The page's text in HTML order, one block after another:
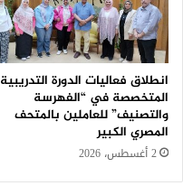
انطلاق فعاليات الدورة التدريبية
المتخصصة في “الفهرسة
والتصنيف” للعاملين بالمتحف
المصري الكبير
2 أغسطس، 2026